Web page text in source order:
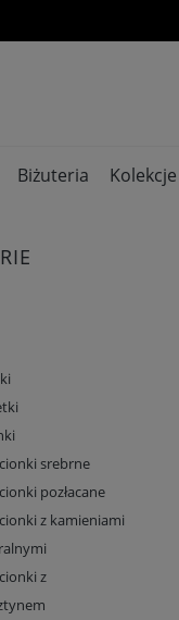
Biżuteria Kolekcje
srebrne
pozłacane
z kamieniami
z